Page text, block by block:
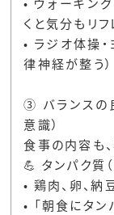
くと気分もリフ
• ラジオ体操・
律神経が整う）
③ バランスの
意識）
食事の内容も
💪 タンパク質
• 鶏肉、卵、納
• 「朝食にタ